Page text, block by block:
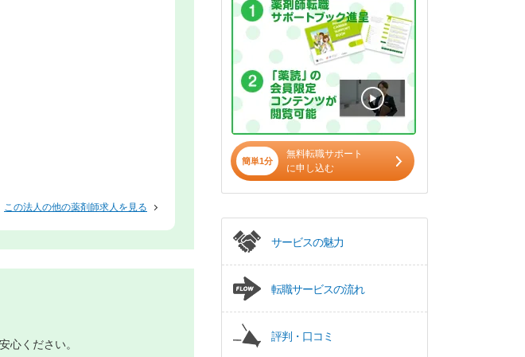
この法人の他の薬剤師求人を見る
心ください。
簡単1分
無料転職サポート
に申し込む
サービスの魅力
転職サービスの流れ
評判・口コミ